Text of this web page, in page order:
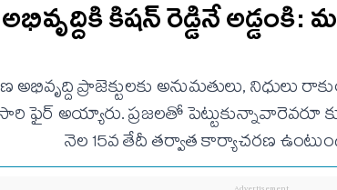
కిషన్ రెడ్డినే
ప్రాజెక్టులకు అనుమతులు, నిధులు
ఫైర్ అయ్యారు. ప్రజలతో పెట్టుకున్నావారెవరూ
నెల 15వ తేదీ తర్వాత కార్యాచరణ